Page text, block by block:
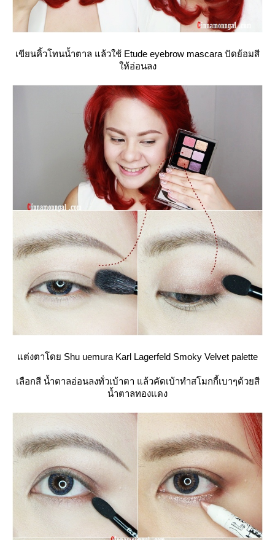
เขียนคิ้วโทนน้ำตาล แล้วใช้ Etude eyebrow mascara ปัดย้อมสี
ห้อ่อนลง
ต่งตาโดย Shu uemura Karl Lagerfeld Smoky Velvet palette
เลือกสี น้ำตาลอ่อนลงทั่วเบ้าตา แล้วคัดเบ้าทำสโมกกี้เบาๆด้วยสี
น้ำตาลทองแดง